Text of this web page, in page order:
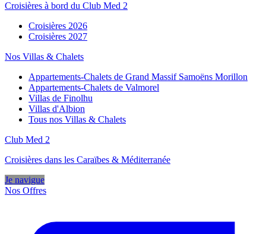
Croisières à bord du Club Med 2
Croisières 2026
Croisières 2027
Nos Villas & Chalets
Appartements-Chalets de Grand Massif Samoëns Morillon
Appartements-Chalets de Valmorel
Villas de Finolhu
Villas d'Albion
Tous nos Villas & Chalets
Club Med 2
Croisières dans les Caraïbes & Méditerranée
Je navigue
Nos Offres